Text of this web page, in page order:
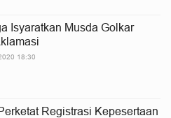
Isyaratkan Musda Golkar
18:30
Registrasi Kepesertaan